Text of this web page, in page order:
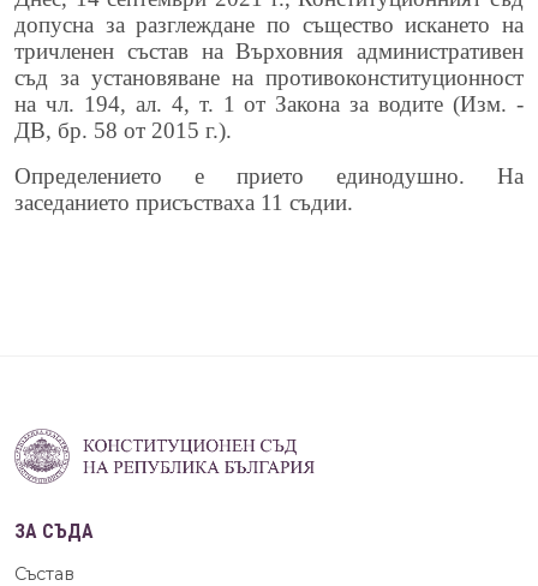
допусна за разглеждане по същество искането на
тричленен състав на Върховния административен
съд за установяване на противоконституционност
на чл. 194, ал. 4, т. 1 от Закона за водите (Изм. -
ДВ, бр. 58 от 2015 г.).
Определението е прието единодушно. На
заседанието присъстваха 11 съдии.
ЗА СЪДА
Състав